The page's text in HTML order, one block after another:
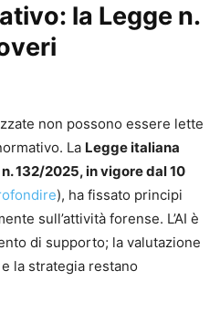
la Legge n.
non possono essere lette
La Legge italiana
132/2025, in vigore dal 10
), ha fissato principi
sull’attività forense. L’AI è
di supporto; la valutazione
la strategia restano